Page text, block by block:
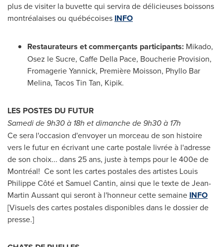
plus de visiter la buvette qui servira de délicieuses boissons
montréalaises ou québécoises INFO
Restaurateurs et commerçants participants: Mikado,
Osez le Sucre, Caffe Della Pace, Boucherie Provision,
Fromagerie Yannick, Première Moisson, Phyllo Bar
Melina, Tacos Tin Tan, Kipik.
LES POSTES DU FUTUR
Samedi de 9h30 à 18h et dimanche de 9h30 à 17h
Ce sera l'occasion d'envoyer un morceau de son histoire
vers le futur en écrivant une carte postale livrée à l'adresse
de son choix... dans 25 ans, juste à temps pour le 400e de
Montréal! Ce sont les cartes postales des artistes Louis
Philippe Côté etSamuel Cantin, ainsi que le texte deJean-
Martin Aussantqui seront à l'honneur cette semaine INFO
[Visuels des cartes postales disponibles dans le dossier de
presse.]